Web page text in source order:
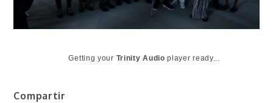
Getting your Trinity Audio player ready...
Compartir